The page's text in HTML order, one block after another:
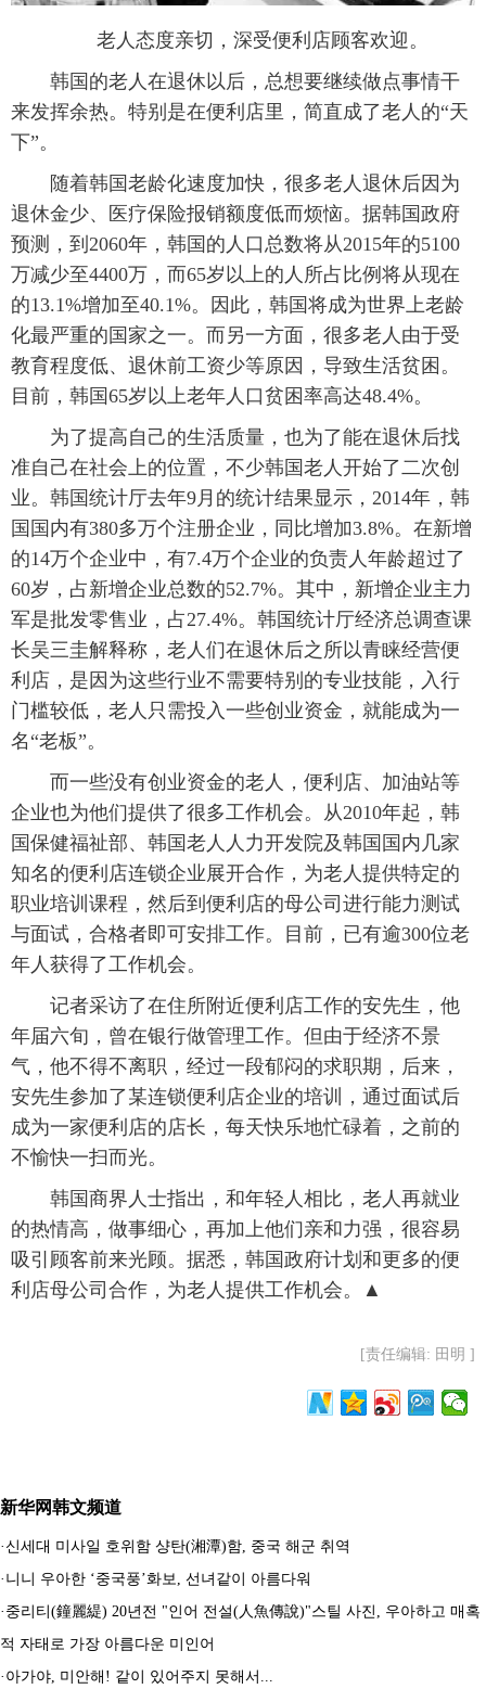
老人态度亲切，深受便利店顾客欢迎。
韩国的老人在退休以后，总想要继续做点事情干
来发挥余热。特别是在便利店里，简直成了老人的“天
下”。
随着韩国老龄化速度加快，很多老人退休后因为
退休金少、医疗保险报销额度低而烦恼。据韩国政府
预测，到2060年，韩国的人口总数将从2015年的5100
万减少至4400万，而65岁以上的人所占比例将从现在
的13.1%增加至40.1%。因此，韩国将成为世界上老龄
化最严重的国家之一。而另一方面，很多老人由于受
教育程度低、退休前工资少等原因，导致生活贫困。
目前，韩国65岁以上老年人口贫困率高达48.4%。
为了提高自己的生活质量，也为了能在退休后找
准自己在社会上的位置，不少韩国老人开始了二次创
业。韩国统计厅去年9月的统计结果显示，2014年，韩
国国内有380多万个注册企业，同比增加3.8%。在新增
的14万个企业中，有7.4万个企业的负责人年龄超过了
60岁，占新增企业总数的52.7%。其中，新增企业主力
军是批发零售业，占27.4%。韩国统计厅经济总调查课
长吴三圭解释称，老人们在退休后之所以青睐经营便
利店，是因为这些行业不需要特别的专业技能，入行
门槛较低，老人只需投入一些创业资金，就能成为一
名“老板”。
而一些没有创业资金的老人，便利店、加油站等
企业也为他们提供了很多工作机会。从2010年起，韩
国保健福祉部、韩国老人人力开发院及韩国国内几家
知名的便利店连锁企业展开合作，为老人提供特定的
职业培训课程，然后到便利店的母公司进行能力测试
与面试，合格者即可安排工作。目前，已有逾300位老
年人获得了工作机会。
记者采访了在住所附近便利店工作的安先生，他
年届六旬，曾在银行做管理工作。但由于经济不景
气，他不得不离职，经过一段郁闷的求职期，后来，
安先生参加了某连锁便利店企业的培训，通过面试后
成为一家便利店的店长，每天快乐地忙碌着，之前的
不愉快一扫而光。
韩国商界人士指出，和年轻人相比，老人再就业
的热情高，做事细心，再加上他们亲和力强，很容易
吸引顾客前来光顾。据悉，韩国政府计划和更多的便
利店母公司合作，为老人提供工作机会。▲
[责任编辑: 田明 ]
新华网韩文频道
· 신세대 미사일 호위함 샹탄(湘潭)함, 중국 해군 취역
· 니니 우아한 ‘중국풍’화보, 선녀같이 아름다워
· 중리티(鐘麗緹) 20년전 "인어 전설(人魚傳說)"스틸 사진, 우아하고 매혹
적 자태로 가장 아름다운 미인어
· 아가야, 미안해! 같이 있어주지 못해서...